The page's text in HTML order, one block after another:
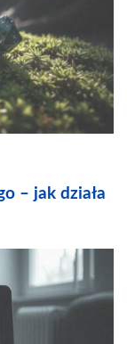
– jak działa